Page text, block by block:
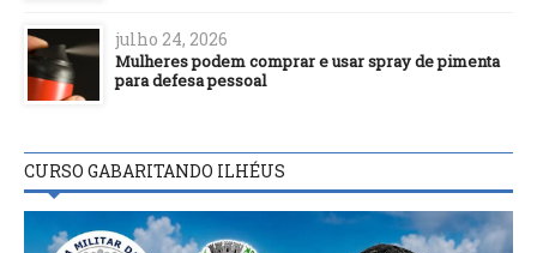
julho 24, 2026
Mulheres podem comprar e usar spray de pimenta
para defesa pessoal
CURSO GABARITANDO ILHÉUS